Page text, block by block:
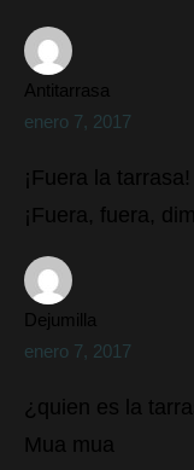
Antitarrasa
enero 7, 2017
¡Fuera la
¡Fuera, fuera,
Dejumilla
enero 7, 2017
¿quien es la
Mua mua